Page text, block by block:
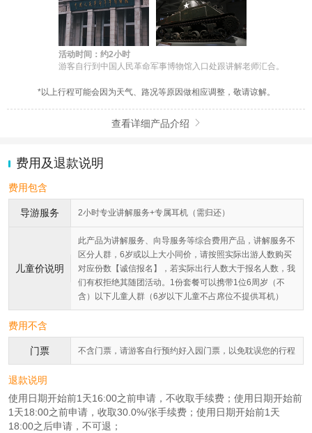
活动时间：约2小时
游客自行到中国人民革命军事博物馆入口处跟讲解老师汇合。
*以上行程可能会因为天气、路况等原因做相应调整，敬请谅解。
查看详细产品介绍 
费用及退款说明
费用包含
导游服务 2小时专业讲解服务+专属耳机（需归还）
儿童价说明
此产品为讲解服务、向导服务等综合费用产品，讲解服务不
区分人群，6岁或以上大小同价，请按照实际出游人数购买
对应份数【诚信报名】，若实际出行人数大于报名人数，我
们有权拒绝其随团活动。1份套餐可以携带1位6周岁（不
含）以下儿童人群（6岁以下儿童不占席位不提供耳机）
费用不含
门票 不含门票，请游客自行预约好入园门票，以免耽误您的行程
退款说明
使用日期开始前1天16:00之前申请，不收取手续费；使用日期开始前
1天18:00之前申请，收取30.0%/张手续费；使用日期开始前1天
18:00之后申请，不可退；